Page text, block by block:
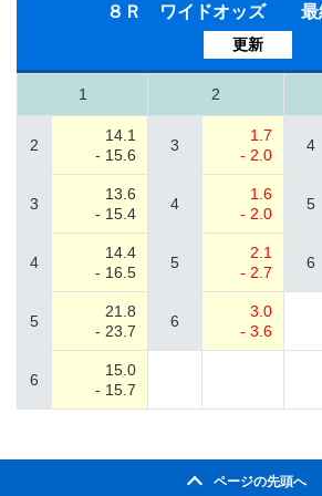
８Ｒ ワイドオッズ 最
更新
1 2
2
14.1
- 15.6
3
1.7
- 2.0
4
3
13.6
- 15.4
4
1.6
- 2.0
5
4
14.4
- 16.5
5
2.1
- 2.7
6
5
21.8
- 23.7
6
3.0
- 3.6
6
15.0
- 15.7
ページの先頭へ